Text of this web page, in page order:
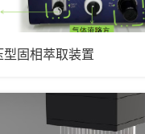
型固相萃取装置